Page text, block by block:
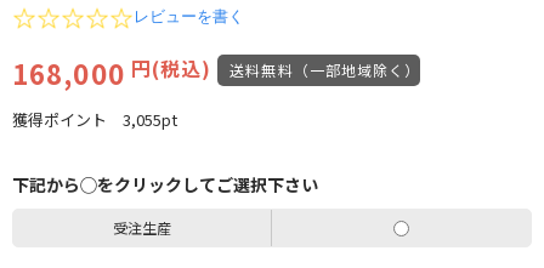
0.0
rating
レビューを書く
168,000 円(税込) 送料無料（一部地域除く）
獲得ポイント 3,055pt
下記から◯をクリックしてご選択下さい
受注生産